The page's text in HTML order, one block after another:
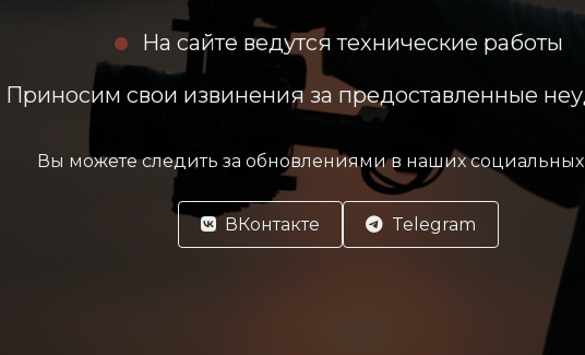
На сайте ведутся технические работы
Приносим свои извинения за предоставленные
Вы можете следить за обновлениями в наших социальных
ВКонтакте Telegram